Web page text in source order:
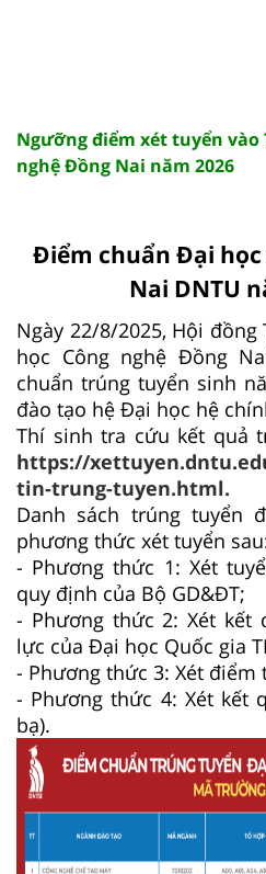
Ngưỡng điểm xét tuyển vào
nghệ Đồng Nai năm 2026
Điểm chuẩn Đại học
Nai DNTU
Ngày 22/8/2025, Hội
học Công nghệ Đồng
chuẩn trúng tuyển sinh
đào tạo hệ Đại học hệ
Thí sinh tra cứu kết quả
https://
tin-trung-tuyen.html.
Danh sách trúng tuyển
phương thức xét tuyển
- Phương thức 1: Xét
quy định của Bộ GD&ĐT;
- Phương thức 2: Xét kết
lực của Đại học Quốc gia
- Phương thức 3: Xét điểm
- Phương thức 4: Xét kết
bạ).